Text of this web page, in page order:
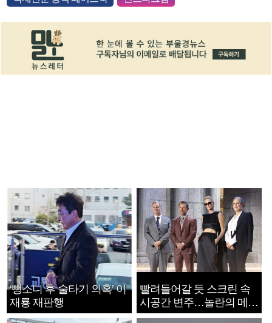
‘뺑소니 후 술타기 의혹’ 이
재룡 재판행
빨려들어갈 듯 스크린 속
시공간 변주…놀란의 메시
지는 ‘전쟁 속죄’